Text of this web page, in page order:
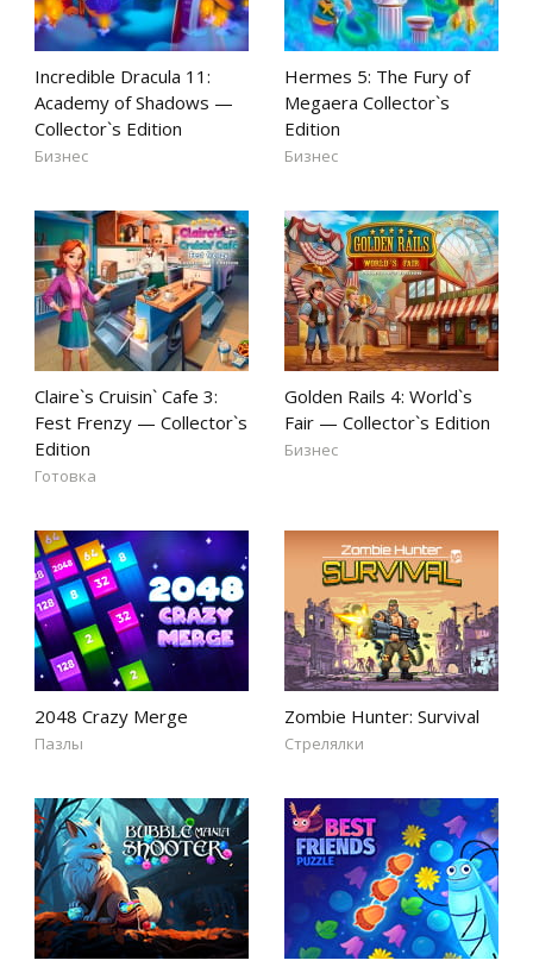
Incredible Dracula 11:
Academy of Shadows —
Collector`s Edition
Бизнес
Hermes 5: The Fury of
Megaera Collector`s
Edition
Бизнес
Claire`s Cruisin` Cafe 3:
Fest Frenzy — Collector`s
Edition
Готовка
Golden Rails 4: World`s
Fair — Collector`s Edition
Бизнес
2048 Crazy Merge
Пазлы
Zombie Hunter: Survival
Стрелялки